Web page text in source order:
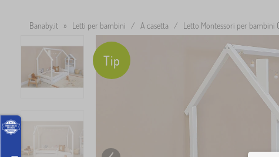
Banaby.it » Letti per bambini / A casetta / Letto Montessori per bambini
Tip